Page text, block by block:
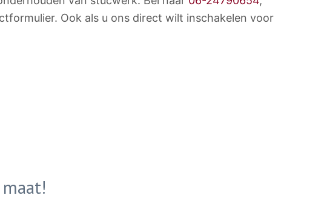
Ook als u ons direct wilt inschakelen voor